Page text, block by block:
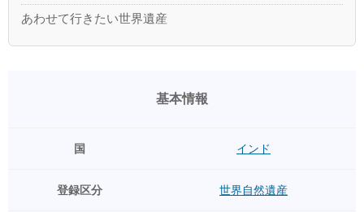
あわせて行きたい世界遺産
基本情報
国 インド
登録区分 世界自然遺産